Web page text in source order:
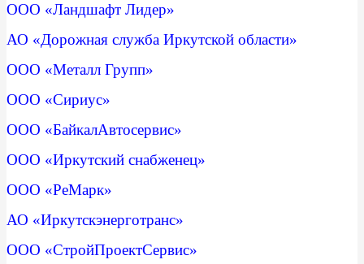
ООО «Ландшафт Лидер»
АО «Дорожная служба Иркутской области»
ООО «Металл Групп»
ООО «Сириус»
ООО «БайкалАвтосервис»
ООО «Иркутский снабженец»
ООО «РеМарк»
АО «Иркутскэнерготранс»
ООО «СтройПроектСервис»